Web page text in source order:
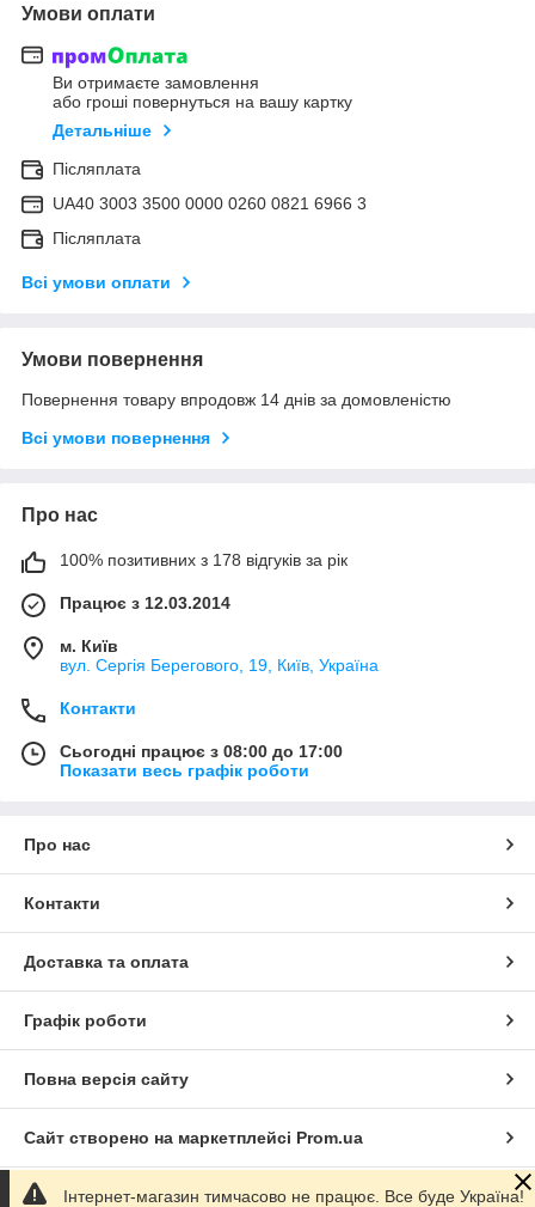
Умови оплати
Ви отримаєте замовлення
або гроші повернуться на вашу картку
Детальніше
Післяплата
UA40 3003 3500 0000 0260 0821 6966 3
Післяплата
Всі умови оплати
Умови повернення
Повернення товару впродовж 14 днів за домовленістю
Всі умови повернення
Про нас
100% позитивних з 178 відгуків за рік
Працює з 12.03.2014
м. Київ
вул. Сергія Берегового, 19, Київ, Україна
Контакти
Сьогодні працює з 08:00 до 17:00
Показати весь графік роботи
Про нас
Контакти
Доставка та оплата
Графік роботи
Повна версія сайту
Сайт створено на маркетплейсі Prom.ua
Політика конфіденційності
Інтернет-магазин тимчасово не працює. Все буде Україна!